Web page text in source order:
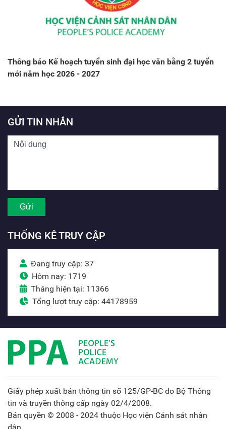
Thông báo Kế hoạch tuyển sinh đại học văn bằng 2 tuyển
mới năm học 2026 - 2027
GỬI TIN NHẮN
THỐNG KÊ TRUY CẬP
Đang truy cập: 37
Hôm nay: 1719
Tháng hiện tại: 11366
Tổng lượt truy cập: 44178959
Giấy phép xuất bản thông tin số 125/GP-BC do Bộ Thông
tin và truyền thông cấp ngày 02/4/2008.
Bản quyền © 2008 - 2024 thuộc Học viện Cảnh sát nhân